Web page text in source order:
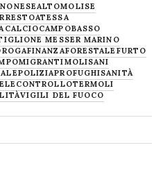
ALTOMOLISE
ATESSA
CALCIOCAMPOBASSO
MESSER MARINO
FINANZAFORESTALE FURTO
MIGRANTIMOLISANI
POLIZIAPROFUGHISANITÀ
TERMOLI
VIGILI DEL FUOCO